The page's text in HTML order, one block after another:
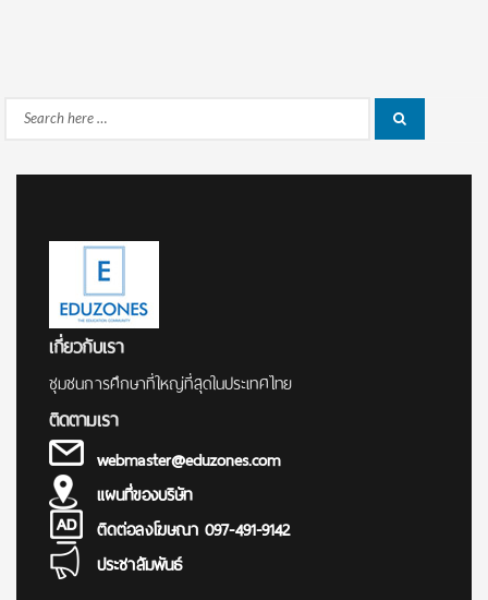
Search
เกี่ยวกับเรา
ชุมชนการศึกษาที่ใหญ่ที่สุดในประเทศไทย
ติดตามเรา
webmaster@eduzones.com
แผนที่ของบริษัท
ติดต่อลงโฆษณา 097-491-9142
ประชาสัมพันธ์